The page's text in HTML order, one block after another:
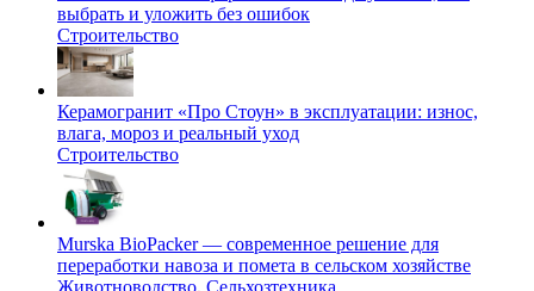
выбрать и уложить без ошибок
Строительство
Керамогранит «Про Стоун» в эксплуатации: износ,
влага, мороз и реальный уход
Строительство
Murska BioPacker — современное решение для
переработки навоза и помета в сельском хозяйстве
Животноводство, Сельхозтехника